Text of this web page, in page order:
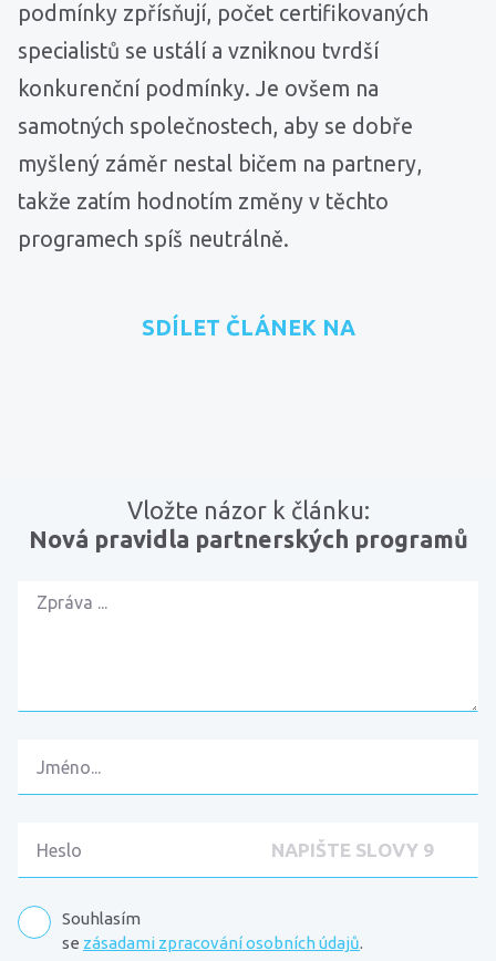
podmínky zpřísňují, počet certifikovaných
specialistů se ustálí a vzniknou tvrdší
konkurenční podmínky. Je ovšem na
samotných společnostech, aby se dobře
myšlený záměr nestal bičem na partnery,
takže zatím hodnotím změny v těchto
programech spíš neutrálně.
SDÍLET ČLÁNEK NA
Vložte názor k článku:
Nová pravidla partnerských programů
Souhlasím
se zásadami zpracování osobních údajů.